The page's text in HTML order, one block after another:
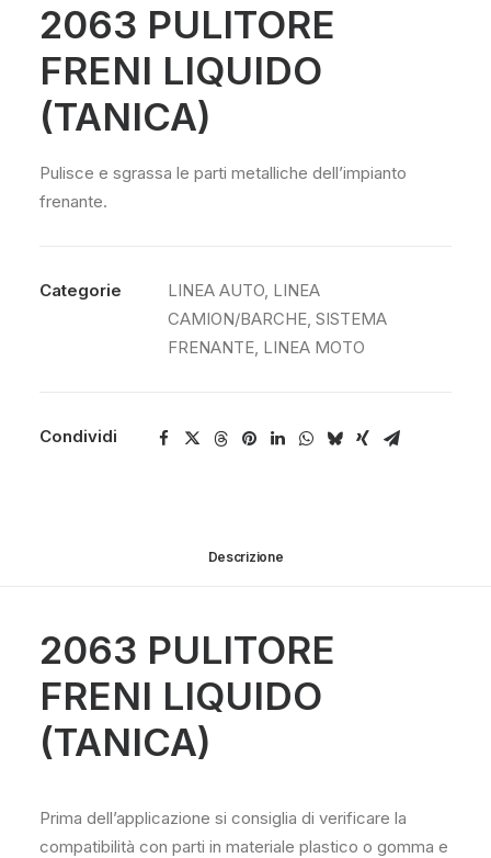
2063 PULITORE
FRENI LIQUIDO
(TANICA)
Pulisce e sgrassa le parti metalliche dell’impianto
frenante.
Categorie LINEA AUTO, LINEA
CAMION/BARCHE, SISTEMA
FRENANTE, LINEA MOTO
Condividi
Descrizione
2063 PULITORE
FRENI LIQUIDO
(TANICA)
Prima dell’applicazione si consiglia di verificare la
compatibilità con parti in materiale plastico o gomma e